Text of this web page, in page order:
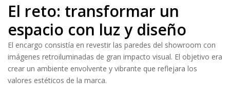
El reto: transformar un
espacio con luz y diseño
El encargo consistía en revestir las paredes del showroom con
imágenes retroiluminadas de gran impacto visual. El objetivo era
crear un ambiente envolvente y vibrante que reflejara los
valores estéticos de la marca.